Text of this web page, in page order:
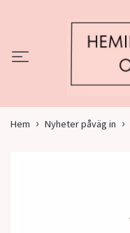
Hem Nyheter påväg in